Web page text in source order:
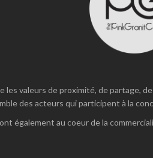
les valeurs de proximité, de partage,
des acteurs qui participent à la
également au coeur de la